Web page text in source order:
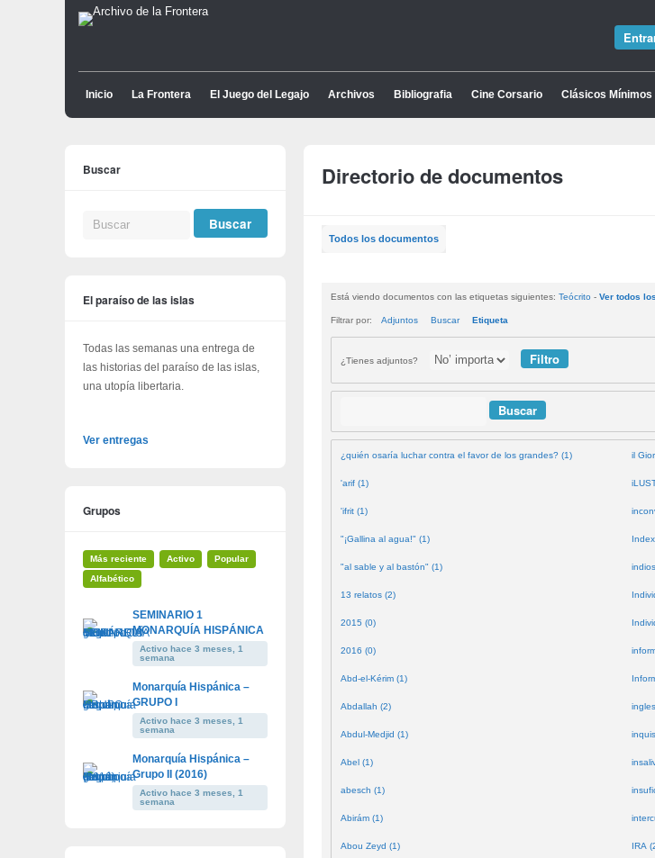
Inicio La Frontera El Juego del Legajo Archivos Bibliografia Cine Corsario Clásicos Mínimos
Directorio de documentos
Todos los documentos
Está viendo documentos con las etiquetas siguientes: Teócrito - Ver todos
Filtrar por: Adjuntos Buscar Etiqueta
¿Tienes adjuntos?
¿quién osaría luchar contra el favor de los grandes? (1)
'arif (1)
'ifrit (1)
"¡Gallina al agua!" (1)
"al sable y al bastón" (1)
13 relatos (2)
2015 (0)
2016 (0)
Abd-el-Kérim (1)
Abdallah (2)
Abdul-Medjid (1)
Abel (1)
abesch (1)
Abirám (1)
Abou Zeyd (1)
il
IRA
Buscar
El paraíso de las islas
Todas las semanas una entrega de
las historias del paraíso de las islas,
una utopía libertaria.
Ver entregas
Grupos
Más reciente Activo
Popular
Alfabético
SEMINARIO 1
MONARQUÍA HISPÁNICA
Activo hace 3 meses, 1
semana
Monarquía Hispánica –
GRUPO I
Activo hace 3 meses, 1
semana
Monarquía Hispánica –
Grupo II (2016)
Activo hace 3 meses, 1
semana